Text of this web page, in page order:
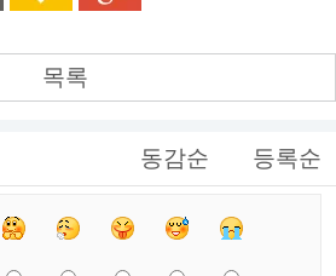
목록
동감순 등록순